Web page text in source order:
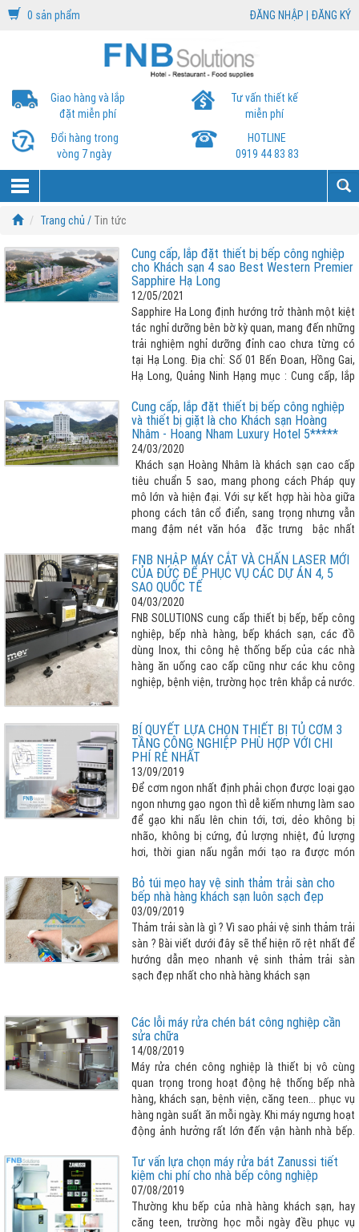
0 sản phẩm ĐĂNG NHẬP | ĐĂNG KÝ
Giao hàng và lắp
đặt miễn phí
Tư vấn thiết kế
miễn phí
Đổi hàng trong
vòng 7 ngày
HOTLINE
0919 44 83 83
Trang chủ / Tin tức
Cung cấp, lắp đặt thiết bị bếp công nghiệp
cho Khách sạn 4 sao Best Western Premier
Sapphire Hạ Long
12/05/2021
Sapphire Ha Long định hướng trở thành một kiệt
tác nghỉ dưỡng bên bờ kỳ quan, mang đến những
trải nghiệm nghỉ dưỡng đỉnh cao chưa từng có
tại Hạ Long. Địa chỉ: Số 01 Bến Đoan, Hồng Gai,
Hạ Long, Quảng Ninh Hạng mục : Cung cấp, lắp
Cung cấp, lắp đặt thiết bị bếp công nghiệp
và thiết bị giặt là cho Khách sạn Hoàng
Nhâm - Hoang Nham Luxury Hotel 5*****
24/03/2020
Khách sạn Hoàng Nhâm là khách sạn cao cấp
tiêu chuẩn 5 sao, mang phong cách Pháp quy
mô lớn và hiện đại. Với sự kết hợp hài hòa giữa
phong cách tân cổ điển, sang trọng nhưng vẫn
mang đậm nét văn hóa đặc trưng bậc nhất
FNB NHẬP MÁY CẮT VÀ CHẤN LASER MỚI
CỦA ĐỨC ĐỂ PHỤC VỤ CÁC DỰ ÁN 4, 5
SAO QUỐC TẾ
04/03/2020
FNB SOLUTIONS cung cấp thiết bị bếp, bếp công
nghiệp, bếp nhà hàng, bếp khách sạn, các đồ
dùng Inox, thi công hệ thống bếp của các nhà
hàng ăn uống cao cấp cũng như các khu công
nghiệp, bệnh viện, trường học trên khắp cả nước.
mới của Đức để phục vụ quá trình sản xuất thiết
bị chất lượng cao.
BÍ QUYẾT LỰA CHỌN THIẾT BỊ TỦ CƠM 3
TẦNG CÔNG NGHIỆP PHÙ HỢP VỚI CHI
PHÍ RẺ NHẤT
13/09/2019
Để cơm ngon nhất định phải chọn được loại gạo
ngon nhưng gạo ngon thì dễ kiếm nhưng làm sao
để gạo khi nấu lên chin tới, tơi, dẻo không bị
nhão, không bị cứng, đủ lượng nhiệt, đủ lượng
hơi, thời gian nấu ngắn mới tạo ra được món
BỊ NẤU CƠM TỐT, PHÙ HỢP QUYẾT ĐỊNH ĐẾN 80%
CƠM NGON”. Vậy lựa chọn tủ cơm 3 tầng cho
nhà bếp công nghiệp như thế nào cho phù hợp
với chi phí rẻ nhất, xin vui lòng tham khảo bài viết
dưới đây
Bỏ túi mẹo hay vệ sinh thảm trải sàn cho
bếp nhà hàng khách sạn luôn sạch đẹp
03/09/2019
Thảm trải sàn là gì ? Vì sao phải vệ sinh thảm trải
sàn ? Bài viết dưới đây sẽ thể hiện rõ rệt nhất để
hướng dẫn mẹo nhanh vệ sinh thảm trải sàn
sạch đẹp nhất cho nhà hàng khách sạn
Các lỗi máy rửa chén bát công nghiệp cần
sửa chữa
14/08/2019
Máy rửa chén công nghiệp là thiết bị vô cùng
quan trọng trong hoạt động hệ thống bếp nhà
hàng, khách sạn, bệnh viện, căng teen... phục vụ
hàng ngàn suất ăn mỗi ngày. Khi máy ngưng hoạt
động ảnh hưởng rất lớn đến vận hành nhà bếp.
chén công nghiệp để khắc phục sớm ? Bài viết
sau đây giúp khách hàng nhận biết cần tham
khảo thêm :
Tư vấn lựa chọn máy rửa bát Zanussi tiết
kiệm chi phí cho nhà bếp công nghiệp
07/08/2019
Thường khu bếp của nhà hàng khách sạn, hay
căng teen, trường học mỗi ngày đều phục vụ